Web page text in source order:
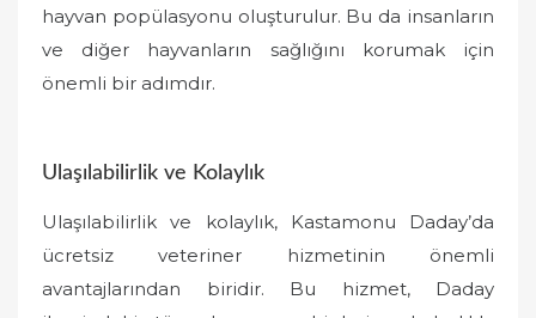
hayvan popülasyonu oluşturulur. Bu da insanların
ve diğer hayvanların sağlığını korumak için
önemli bir adımdır.
Ulaşılabilirlik ve Kolaylık
Ulaşılabilirlik ve kolaylık, Kastamonu Daday’da
ücretsiz veteriner hizmetinin önemli
avantajlarından biridir. Bu hizmet, Daday